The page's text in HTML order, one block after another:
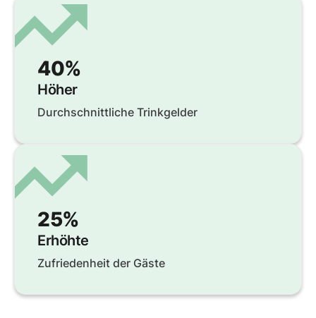
40%
Höher
Durchschnittliche Trinkgelder
25%
Erhöhte
Zufriedenheit der Gäste